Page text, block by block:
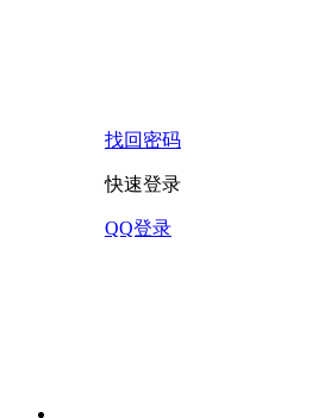
找回密码
快速登录
QQ登录